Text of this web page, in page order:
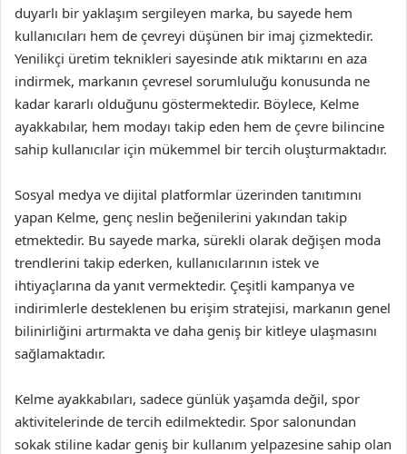
duyarlı bir yaklaşım sergileyen marka, bu sayede hem
kullanıcıları hem de çevreyi düşünen bir imaj çizmektedir.
Yenilikçi üretim teknikleri sayesinde atık miktarını en aza
indirmek, markanın çevresel sorumluluğu konusunda ne
kadar kararlı olduğunu göstermektedir. Böylece, Kelme
ayakkabılar, hem modayı takip eden hem de çevre bilincine
sahip kullanıcılar için mükemmel bir tercih oluşturmaktadır.
Sosyal medya ve dijital platformlar üzerinden tanıtımını
yapan Kelme, genç neslin beğenilerini yakından takip
etmektedir. Bu sayede marka, sürekli olarak değişen moda
trendlerini takip ederken, kullanıcılarının istek ve
ihtiyaçlarına da yanıt vermektedir. Çeşitli kampanya ve
indirimlerle desteklenen bu erişim stratejisi, markanın genel
bilinirliğini artırmakta ve daha geniş bir kitleye ulaşmasını
sağlamaktadır.
Kelme ayakkabıları, sadece günlük yaşamda değil, spor
aktivitelerinde de tercih edilmektedir. Spor salonundan
sokak stiline kadar geniş bir kullanım yelpazesine sahip olan